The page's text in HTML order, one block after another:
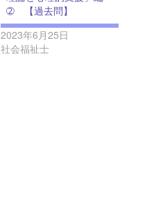
➁ 【過去問】
2023年6月25日
社会福祉士